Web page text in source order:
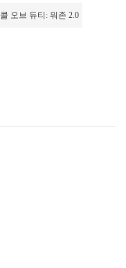
콜 오브 듀티: 워존 2.0